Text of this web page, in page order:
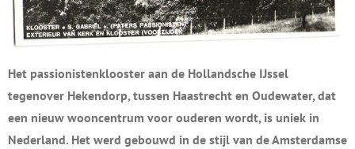
Het passionistenklooster aan de Hollandsche IJssel
tegenover Hekendorp, tussen Haastrecht en Oudewater, dat
een nieuw wooncentrum voor ouderen wordt, is uniek in
Nederland. Het werd gebouwd in de stijl van de Amsterdamse